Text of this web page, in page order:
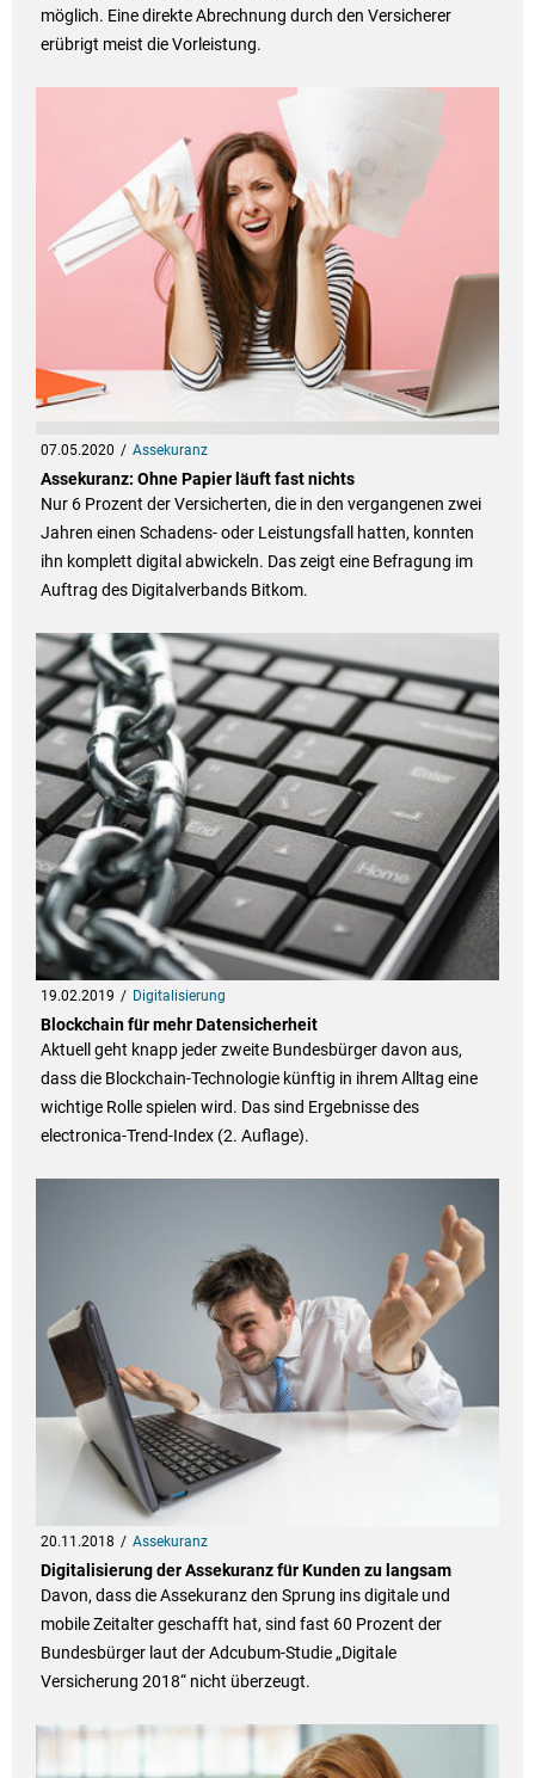
möglich. Eine direkte Abrechnung durch den Versicherer
erübrigt meist die Vorleistung.
07.05.2020 Assekuranz
Assekuranz: Ohne Papier läuft fast nichts
Nur 6 Prozent der Versicherten, die in den vergangenen zwei
Jahren einen Schadens- oder Leistungsfall hatten, konnten
ihn komplett digital abwickeln. Das zeigt eine Befragung im
Auftrag des Digitalverbands Bitkom.
19.02.2019 Digitalisierung
Blockchain für mehr Datensicherheit
Aktuell geht knapp jeder zweite Bundesbürger davon aus,
dass die Blockchain-Technologie künftig in ihrem Alltag eine
wichtige Rolle spielen wird. Das sind Ergebnisse des
electronica-Trend-Index (2. Auflage).
20.11.2018 Assekuranz
Digitalisierung der Assekuranz für Kunden zu langsam
Davon, dass die Assekuranz den Sprung ins digitale und
mobile Zeitalter geschafft hat, sind fast 60 Prozent der
Bundesbürger laut der Adcubum-Studie „Digitale
Versicherung 2018“ nicht überzeugt.